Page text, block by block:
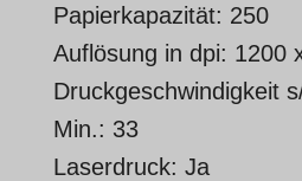
Papierkapazität: 250
Auflösung in dpi: 1200
Druckgeschwindigkeit
Min.: 33
Laserdruck: Ja